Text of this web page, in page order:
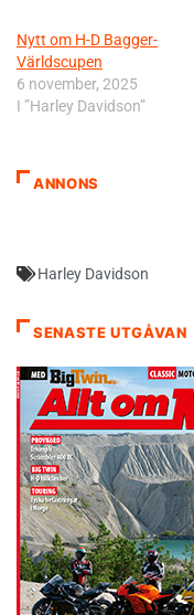
Nytt om H-D Bagger-
Världscupen
6 november, 2025
I ”Harley Davidson”
ANNONS
Harley Davidson
SENASTE UTGÅVAN